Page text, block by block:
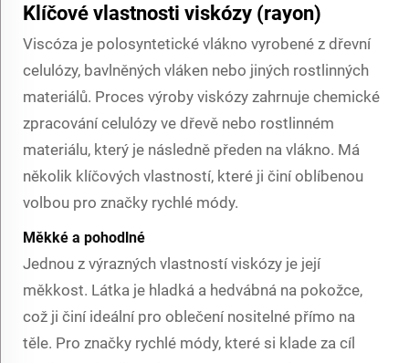
Klíčové vlastnosti viskózy (rayon)
Viscóza je polosyntetické vlákno vyrobené z dřevní
celulózy, bavlněných vláken nebo jiných rostlinných
materiálů. Proces výroby viskózy zahrnuje chemické
zpracování celulózy ve dřevě nebo rostlinném
materiálu, který je následně předen na vlákno. Má
několik klíčových vlastností, které ji činí oblíbenou
volbou pro značky rychlé módy.
Měkké a pohodlné
Jednou z výrazných vlastností viskózy je její
měkkost. Látka je hladká a hedvábná na pokožce,
což ji činí ideální pro oblečení nositelné přímo na
těle. Pro značky rychlé módy, které si klade za cíl